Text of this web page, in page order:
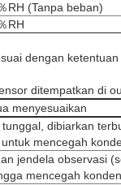
RH (Tanpa beban)
RH
dengan
ditempatkan di
menyesuaikan
tunggal, dibiarkan
mencegah
jendela observasi
mencegah